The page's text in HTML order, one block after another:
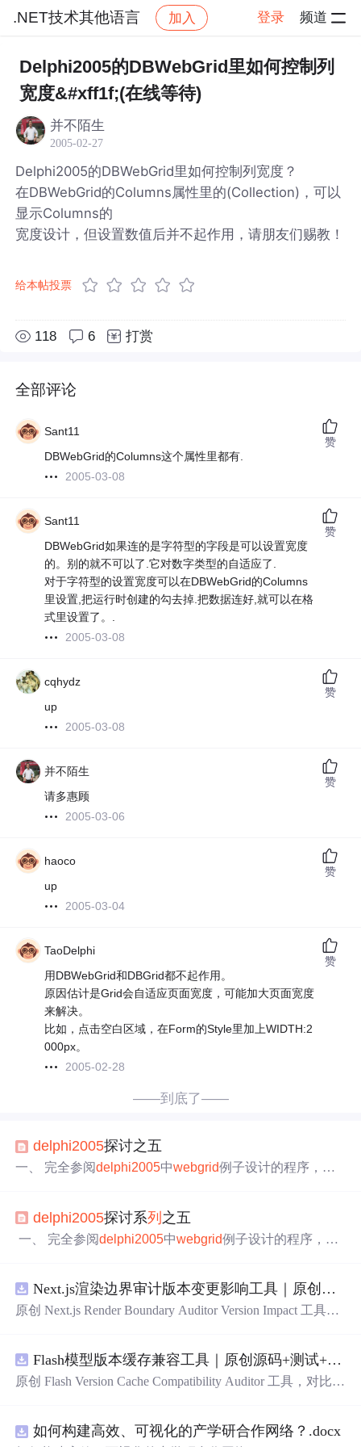
.NET技术其他语言 加入 登录 频道
社区 .NET技术其他语言 帖子详情
Delphi2005的DBWebGrid里如何控制列
宽度&#xff1f;(在线等待)
并不陌生
2005-02-27
Delphi2005的DBWebGrid里如何控制列宽度？
在DBWebGrid的Columns属性里的(Collection)，可以
显示Columns的
宽度设计，但设置数值后并不起作用，请朋友们赐教！
给本帖投票
118 6 打赏
全部评论
Sant11
DBWebGrid的Columns这个属性里都有.
2005-03-08
赞
Sant11
DBWebGrid如果连的是字符型的字段是可以设置宽度
的。别的就不可以了.它对数字类型的自适应了.
对于字符型的设置宽度可以在DBWebGrid的Columns
里设置,把运行时创建的勾去掉.把数据连好,就可以在格
式里设置了。.
2005-03-08
赞
cqhydz
up
2005-03-08
赞
并不陌生
请多惠顾
2005-03-06
赞
haoco
up
2005-03-04
赞
TaoDelphi
用DBWebGrid和DBGrid都不起作用。
原因估计是Grid会自适应页面宽度，可能加大页面宽度
来解决。
比如，点击空白区域，在Form的Style里加上WIDTH:2
000px。
2005-02-28
赞
——到底了——
delphi2005探讨之五
一、 完全参阅delphi2005中webgrid例子设计的程序，表
记录，就会提示"未能启用约束。一行或多行中包含违反非
空、唯一或外键约束的值。"但数据表中确实没有违反非
delphi2005探讨系列 之五
一、 完全参阅delphi2005中webgrid例子设计的程序，表
记录，就会提示"未能启用约束。一行或多行中包含违反非
空、唯一或外键约束的值。"但数据表中确实没有违反非
Next.js渲染边界审计版本变更影响工具｜原创源码+测试+离线报告
原创 Next.js Render Boundary Auditor Version Impact 工具，
入约定、规则参数、结果结构和风险项，识别变更影响。
压缩包包含完整源码、3 项自动化测试、可复现合成示
原创与授权声明。运行时零第三方依赖，不包含热点产品
Flash模型版本缓存兼容工具｜原创源码+测试+离线报告
原创 Flash Version Cache Compatibility Auditor 工具，对比两
复现合成示例、离线 HTML/JSON/SVG 报告、1080×720
如何构建高效、可视化的产学研合作网络？.docx